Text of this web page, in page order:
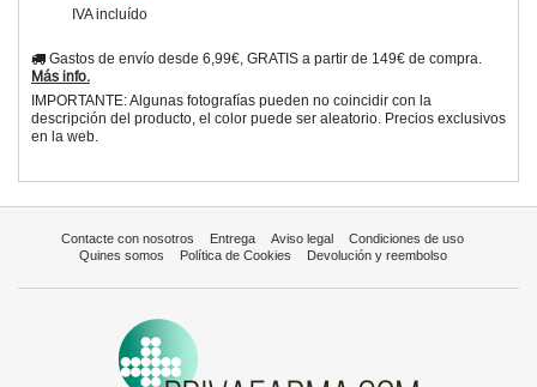
IVA incluído
Gastos de envío desde 6,99€, GRATIS a partir de 149€ de compra.
Más info.
IMPORTANTE: Algunas fotografías pueden no coincidir con la
descripción del producto, el color puede ser aleatorio. Precios exclusivos
en la web.
Contacte con nosotros Entrega Aviso legal
Condiciones de uso
Quines somos
Política de Cookies Devolución y reembolso